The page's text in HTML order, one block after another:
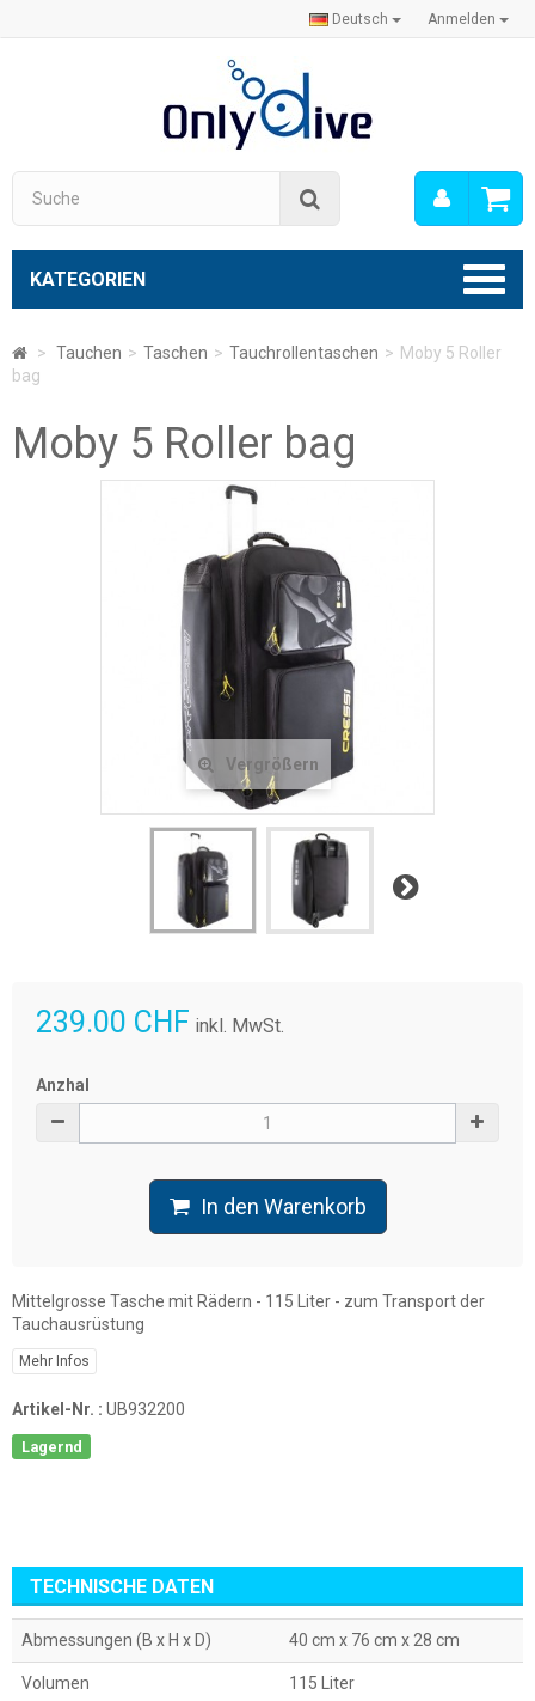
Anmelden
Deutsch
Mein
Konto
KATEGORIEN
> Tauchen > Taschen > Tauchrollentaschen > Moby 5 Roller
bag
Moby 5 Roller bag
Vergrößern
Weiter
239.00 CHF inkl. MwSt.
Anzhal
In den Warenkorb
Mittelgrosse Tasche mit Rädern - 115 Liter - zum Transport der
Tauchausrüstung
Mehr Infos
Artikel-Nr. : UB932200
Lagernd
TECHNISCHE DATEN
Abmessungen (B x H x D) 40 cm x 76 cm x 28 cm
Volumen 115 Liter